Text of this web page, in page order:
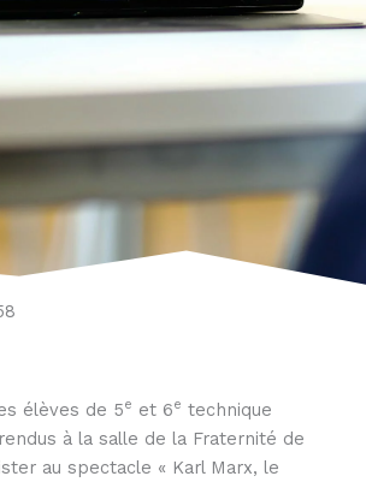
élèves de 5e et 6e technique
à la salle de la Fraternité de
au spectacle « Karl Marx, le